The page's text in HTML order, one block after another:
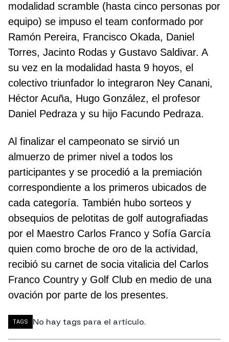
modalidad scramble (hasta cinco personas por
equipo) se impuso el team conformado por
Ramón Pereira, Francisco Okada, Daniel
Torres, Jacinto Rodas y Gustavo Saldivar. A
su vez en la modalidad hasta 9 hoyos, el
colectivo triunfador lo integraron Ney Canani,
Héctor Acuña, Hugo González, el profesor
Daniel Pedraza y su hijo Facundo Pedraza.
Al finalizar el campeonato se sirvió un
almuerzo de primer nivel a todos los
participantes y se procedió a la premiación
correspondiente a los primeros ubicados de
cada categoría. También hubo sorteos y
obsequios de pelotitas de golf autografiadas
por el Maestro Carlos Franco y Sofía García
quien como broche de oro de la actividad,
recibió su carnet de socia vitalicia del Carlos
Franco Country y Golf Club en medio de una
ovación por parte de los presentes.
TAGS No hay tags para el artículo.